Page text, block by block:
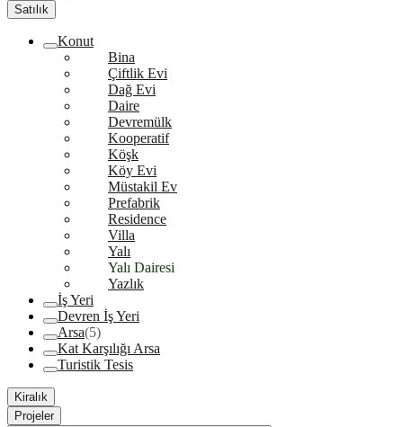
Satılık
Konut
Bina
Çiftlik Evi
Dağ Evi
Daire
Devremülk
Kooperatif
Köşk
Köy Evi
Müstakil Ev
Prefabrik
Residence
Villa
Yalı
Yalı Dairesi
Yazlık
İş Yeri
Devren İş Yeri
Arsa(5)
Kat Karşılığı Arsa
Turistik Tesis
Kiralık
Projeler